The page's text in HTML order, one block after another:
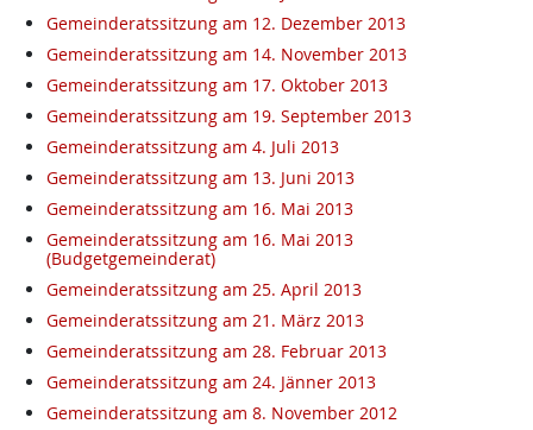
Gemeinderatssitzung am 12. Dezember 2013
Gemeinderatssitzung am 14. November 2013
Gemeinderatssitzung am 17. Oktober 2013
Gemeinderatssitzung am 19. September 2013
Gemeinderatssitzung am 4. Juli 2013
Gemeinderatssitzung am 13. Juni 2013
Gemeinderatssitzung am 16. Mai 2013
Gemeinderatssitzung am 16. Mai 2013
(Budgetgemeinderat)
Gemeinderatssitzung am 25. April 2013
Gemeinderatssitzung am 21. März 2013
Gemeinderatssitzung am 28. Februar 2013
Gemeinderatssitzung am 24. Jänner 2013
Gemeinderatssitzung am 8. November 2012